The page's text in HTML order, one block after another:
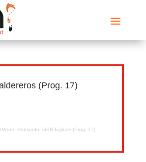
(Prog. 17)
Hablando, GSR Egiluze (Prog. 17)